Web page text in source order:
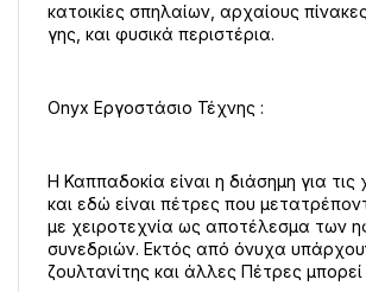
κατοικίες σπηλαίων, αρχαίους
γης, και φυσικά περιστέρια.
Onyx Εργοστάσιο Τέχνης :
Η Καππαδοκία είναι η διάσημη για τις
και εδώ είναι πέτρες που
με χειροτεχνία ως αποτέλεσμα των
συνεδριών. Εκτός από όνυχα
ζουλτανίτης και άλλες Πέτρες μπορεί